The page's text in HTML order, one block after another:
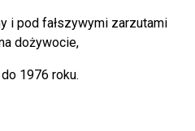
i pod fałszywymi zarzutami
dożywocie,
1976 roku.